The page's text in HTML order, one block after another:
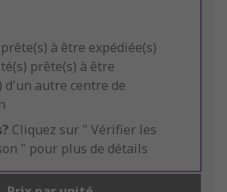
à être expédiée(s)
prête(s) à être
d'un autre centre de
Cliquez sur " Vérifier les
" pour plus de détails